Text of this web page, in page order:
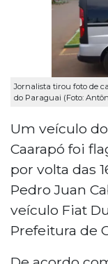
Jornalista tirou foto de
do Paraguai (Foto:
Um veículo
Caarapó foi
por volta das
Pedro Juan
veículo Fiat
Prefeitura de